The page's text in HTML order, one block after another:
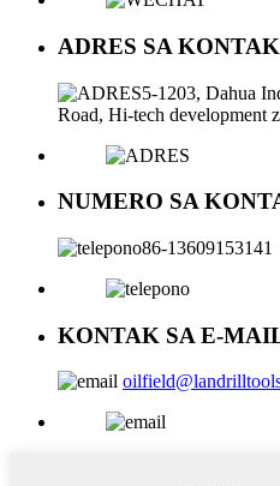
ADRES SA KONTAK
5-1203, Dahua
Road, Hi-tech development
NUMERO SA
86-13609153141
KONTAK SA E-